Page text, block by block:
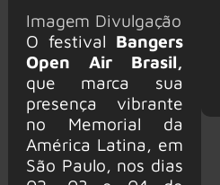
Imagem Divulgação
O festival Bangers
Open Air Brasil,
que marca sua
presença vibrante
no Memorial da
América Latina, em
São Paulo, nos dias